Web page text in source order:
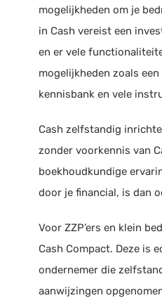
Kassasysteem
Voorraadbeheer
mogelijkheden om je
in Cash vereist een
en er vele
mogelijkheden zoals
kennisbank en vele
Cash zelfstandig
zonder voorkennis van
boekhoudkundige
door je financial, is dan
Voor ZZP’ers en klein
Cash Compact. Deze is
ondernemer die
aanwijzingen